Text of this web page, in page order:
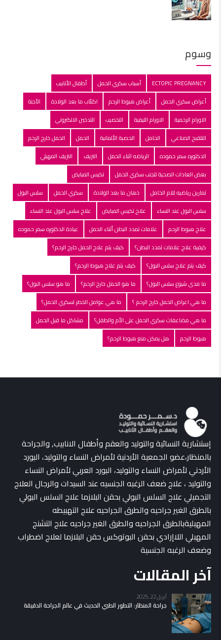
وسوم
ECTOPIC PREGNANCY أسباب سكري الحمل
أطفال الأنابيب
أعراض سكري الحمل
أعراض هبوط الرحم اكتئاب ما بعد الولادة
الأجنة
الاورام الرحمية
الاورام الليفية التخصيب
التدخين الالكتروني
التلقبح الصناعي
الحامل الحصبة الألمانية الحمل
الحمل خارج الرحم
الدكتوره سمر حموده
الرياضه اثناء الحمل النزيف
النزيف المهبلي
بعض العادات الصحية لتجنب سكري الحمل
تكيس المبايض
تمارين رياضيه للام الحامل
ذهان ما بعد الولادة سكري الحمل
سلس البول
سلس البول عند النساء
علاج تكيس المبايض
علاج سلس البول عند النساء
علاج هبوط الرحم
علامات تمدد البطن أثناء الحمل
عيادة الدكتوره سمر حموده
كيفية علاج علامات تمدد البطن؟
كيف يتم علاج الحمل خارج الرحم؟
كيف يتم علاج سلس البول؟
كيف يتم علاج هبوط الرحم؟
ما مدى شيوع سلس البول؟
ما هو الحمل خارج الرحم؟
ما هو سلس البول؟
ما هي اعراض الحمل خارج الرحم ؟
ما هي عوامل الخطر لسكري الحمل؟
ما هي مضاعفات سكري الحمل على الأم والطفل؟
مشاكل ما قبل الحمل
هبوط الرحم
هل يمكن منع هبوط الرحم؟
إستشارية النسائية والتوليد والعقم وأطفال الانابيب, والجراحة
بالمنظار،عضو الجمعية الأردنية لأمراض النساء والتوليد، البورد
الأردني لأمراض النساء والتوليد، البورد العربي لأمراض النساء
والتوليد ، علاج ضعف الرغبه الجنسيه عند السيدات والرجال العلاج
التجميلي علاج السلس البولي بحقن البلازما علاج السلس البولي
بالطرق الغير جراحيه والطرق الجراحيه علاج التهبيطه
المهبليةبالطرق الجراحيه والطرق الغير جراحيه علاج التشنج
المهبلي اللاإرادي بحقن البوتوكس حقن البلازما لعلاج اضطراب
وضعف الرغبه الجنسية
آخر المقالات
أبريل 22, 2025
جراحة المنظار: التطور الطبي الحديث في عالم الجراحة الدقيقة